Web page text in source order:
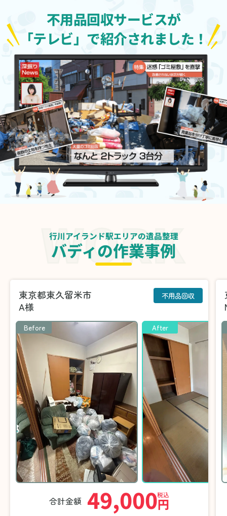
不用品回収サービスが
「テレビ」で紹介されました！
行川アイランド駅エリアの遺品整理
バディの作業事例
東京都東久留米市
A様
不用品回収
Before After
合計金額 49,000円
税込